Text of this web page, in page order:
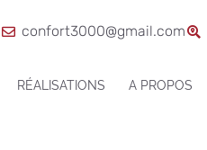
confort3000@gmail.com
RÉALISATIONS A PROPOS